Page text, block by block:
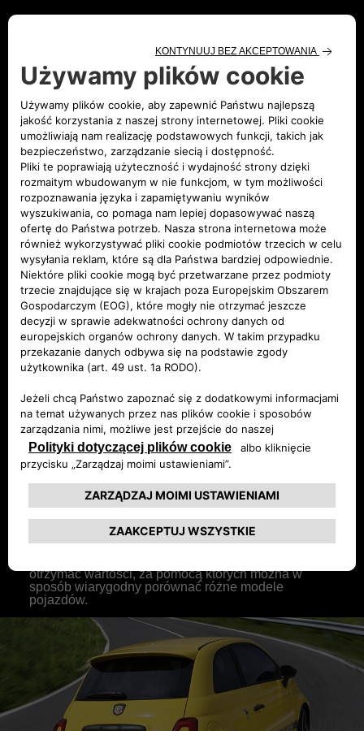
samochodów osobowych wyprodukowanych od dnia
osobowych zarejestrowanych po pierwszym
września 2018 r. i jest obowiązkowa we wszystkich
krajach członkowskich Unii Europejskiej.
Do końca 2020 r. zarówno zużycie paliwa, jak i
emisja CO₂ ocenione w procedurze WLTP i NEDC
będą dostępne w dokumentach pojazdu. Niestety
wyniki NEDC będą wykorzystane do oceny średnich
emisji samochodów zarejestrowanych w UE do 2020
r. Ponadto niektóre kraje mogą dalej wykorzystywać
te dane do celów podatkowych. Od 2021 r. dane
WLTP będą jedynymi wartościami stosowanymi do
mierzenia zużycia paliwa i emisji CO₂ dla wszystkich
samochodów. Samochody używane nie będą objęte
tą zmianą i zachowają swoje wartości certyfikowane
przez procedurę NEDC.
ZUŻYCIE DRÓG I EMISJA SPALIN
SAMOCHODÓW OSOBOWYCH
Nowa procedura WLTP jest bardziej
kierowców niż procedura NEDC, niestety nie może
uwzględnić wszystkich prawdopodobnych
przypadków, w tym stylu jazdy, który jest
indywidualny dla każdego kierowcy. W związku z
tym nadal będzie istniała różnica między emisją i
zużyciem mierzonym w warunkach laboratoryjnych a
wynikami podczas realnego używania pojazdu.
Wielkość tej różnicy będzie zależała od takich
czynników, jak: sposób jazdy, używanie systemów
pokładowych (na przykład klimatyzacji), warunków
ruchu drogowego, warunków pogodowych, które są
różne w zależności od regionu geograficznego, oraz
od samego kierowcy. Ze względu na te różnice
otrzymać wartości, za pomocą których można w
sposób wiarygodny porównać różne modele
pojazdów.